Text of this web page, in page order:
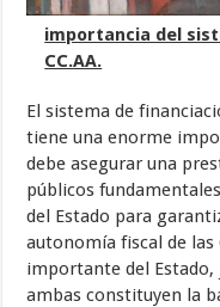
importancia del
CC.AA.
El sistema de
tiene una enorme
debe asegurar una
públicos
del Estado para
autonomía fiscal de las
importante del
ambas constituyen la